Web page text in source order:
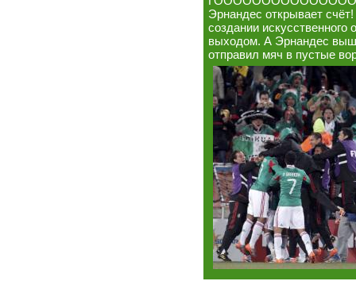
Эрнандес открывает
создании
выходом. А Эрнандес
отправил мяч в пустые